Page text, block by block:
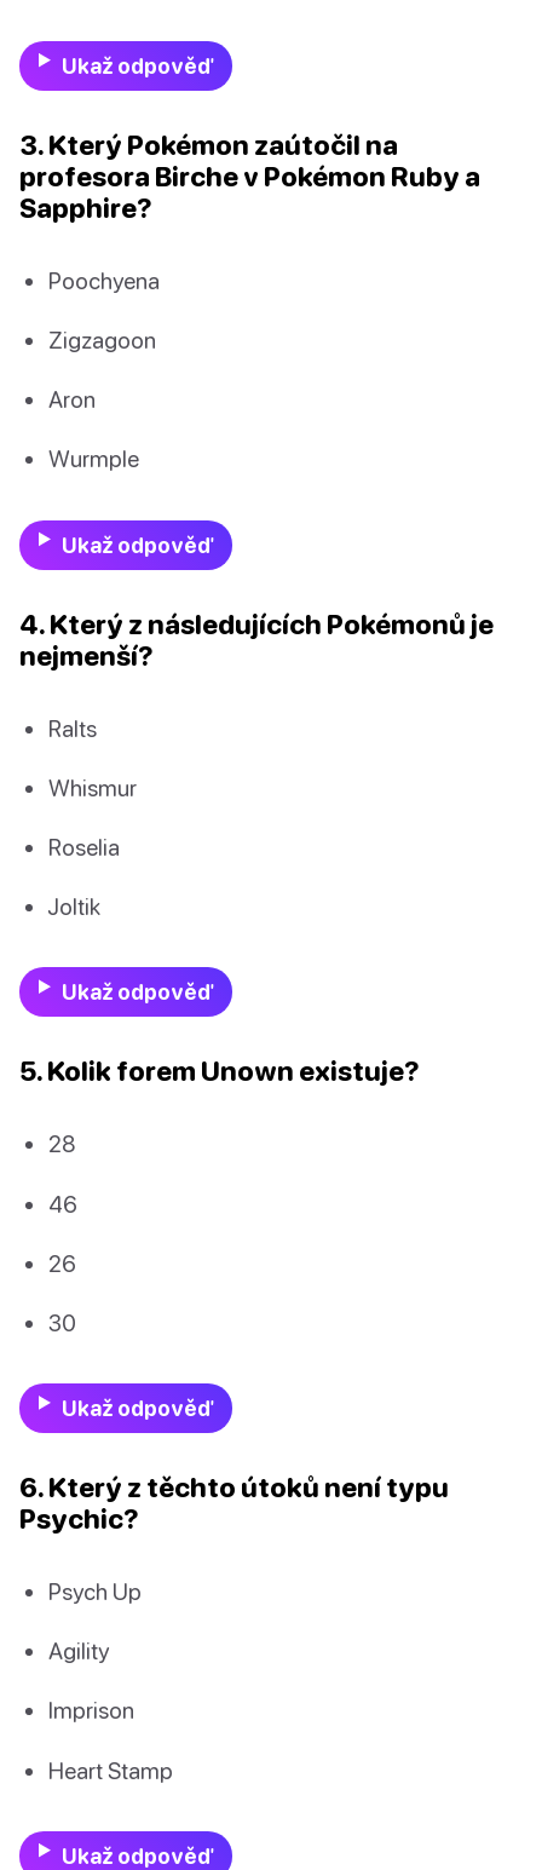
Ukaž odpověď
3. Který Pokémon zaútočil na
profesora Birche v Pokémon Ruby a
Sapphire?
Poochyena
Zigzagoon
Aron
Wurmple
Ukaž odpověď
4. Který z následujících Pokémonů je
nejmenší?
Ralts
Whismur
Roselia
Joltik
Ukaž odpověď
5. Kolik forem Unown existuje?
28
46
26
30
Ukaž odpověď
6. Který z těchto útoků není typu
Psychic?
Psych Up
Agility
Imprison
Heart Stamp
Ukaž odpověď